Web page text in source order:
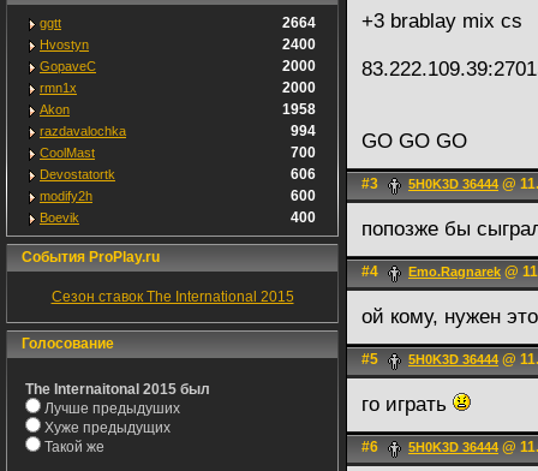
ggtt 2664
Hvostyn 2400
GopaveC 2000
rmn1x 2000
Akon 1958
razdavalochka 994
CoolMast 700
Devostatortk 606
modify2h 600
Boevik 400
События ProPlay.ru
Сезон ставок The International 2015
Голосование
The Internaitonal 2015 был
Лучше предыдуших
Хуже предыдущих
Такой же
+3 brablay mix cs
GO GO GO
#3 5H0K3D 36444 @
попозже бы
#4 Emo.Ragnarek @
ой кому, нужен
#5 5H0K3D 36444 @
го играть
#6 5H0K3D 36444 @